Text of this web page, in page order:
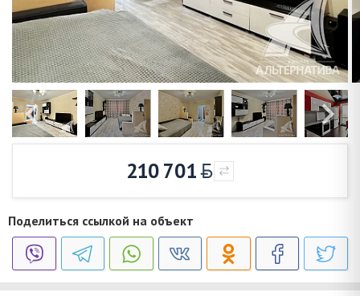
210 701
Поделиться ссылкой на объект